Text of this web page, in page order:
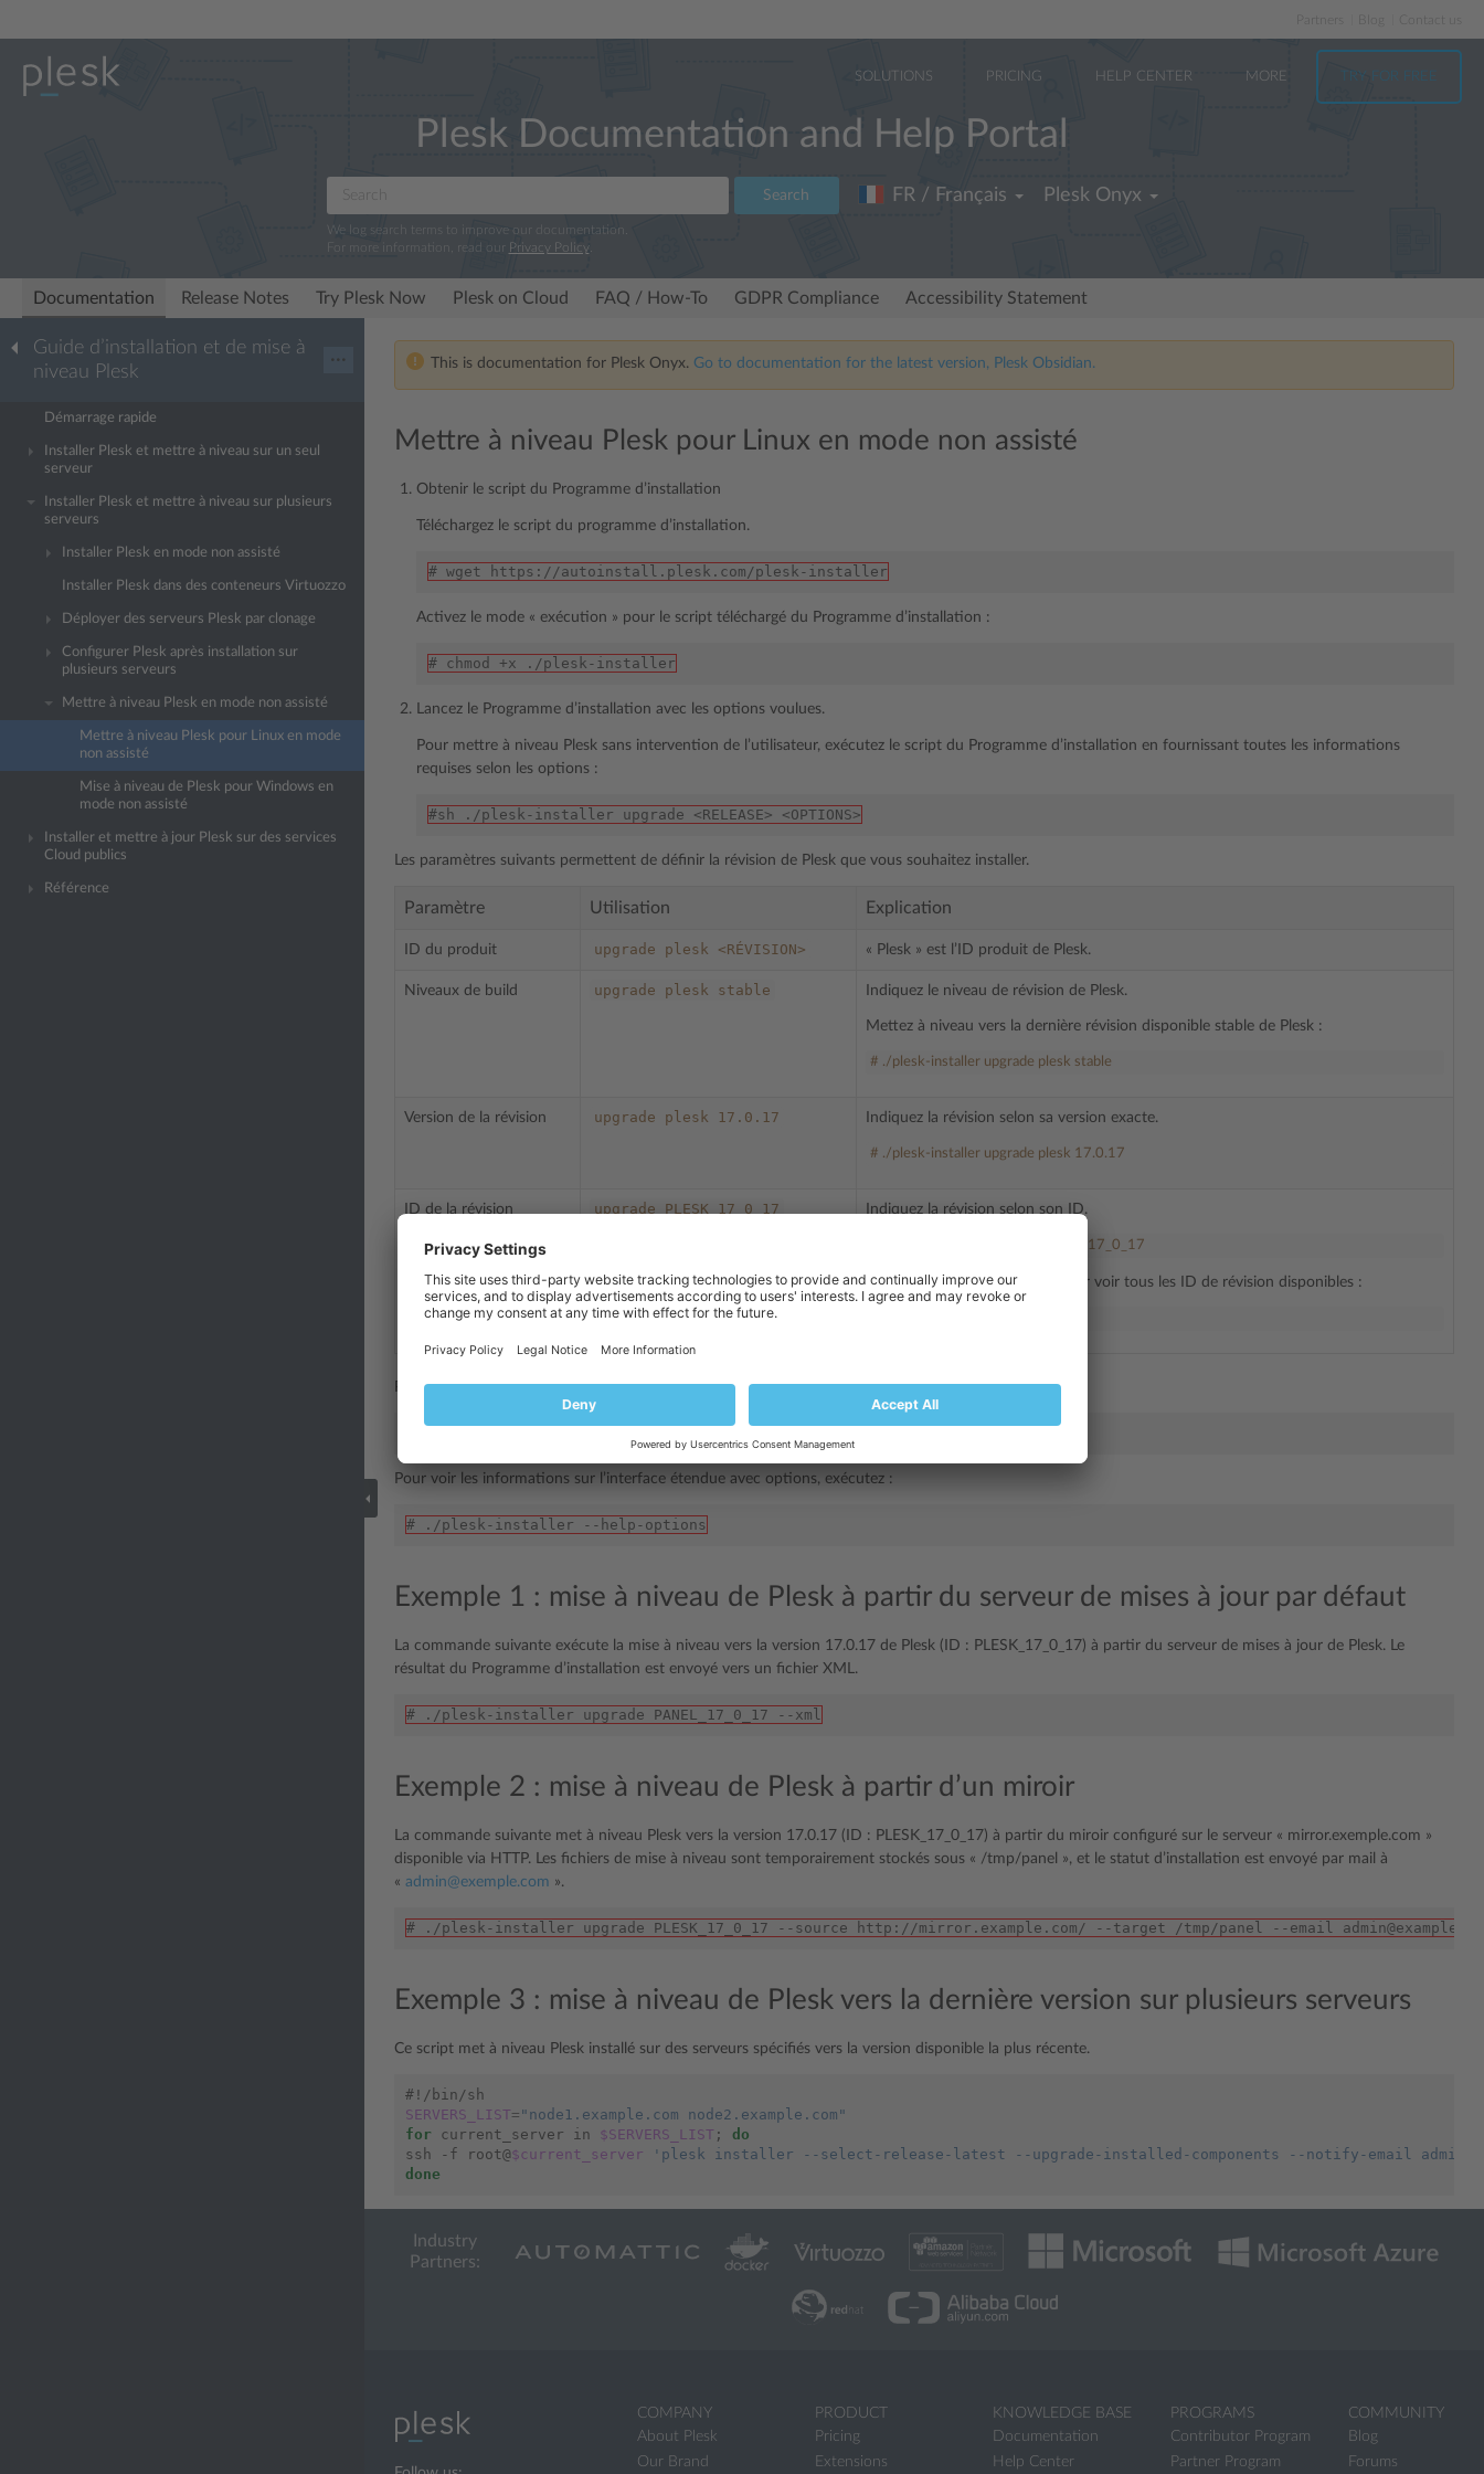
Partners
SOLUTIONS PRICING HELP CENTER MORE TRY FOR FREE
Plesk Documentation and Help Portal
Search
We log search terms to improve our documentation.
For more information, read our Privacy Policy.
FR / Français Plesk Onyx
Documentation Release Notes Try Plesk Now Plesk on Cloud FAQ / How-To GDPR Compliance Accessibility Statement
Guide d’installation et de mise à
niveau Plesk
···
Démarrage rapide
Installer Plesk et mettre à niveau sur un seul
serveur
Installer Plesk et mettre à niveau sur plusieurs
serveurs
Installer Plesk en mode non assisté
Installer Plesk dans des conteneurs Virtuozzo
Déployer des serveurs Plesk par clonage
Configurer Plesk après installation sur
plusieurs serveurs
Mettre à niveau Plesk en mode non assisté
Mettre à niveau Plesk pour Linux en mode
non assisté
Mise à niveau de Plesk pour Windows en
mode non assisté
Installer et mettre à jour Plesk sur des services
Cloud publics
Référence
This is documentation for Plesk Onyx. Go to documentation for the latest version, Plesk Obsidian.
Mettre à niveau Plesk pour Linux en mode non assisté
Obtenir le script du Programme d’installation
Téléchargez le script du programme d’installation.
# wget https://autoinstall.plesk.com/plesk-installer
Activez le mode « exécution » pour le script téléchargé du Programme d’installation :
# chmod +x ./plesk-installer
Lancez le Programme d’installation avec les options voulues.
Pour mettre à niveau Plesk sans intervention de l’utilisateur, exécutez le script du Programme d’installation en fournissant toutes les informations
requises selon les options :
#sh ./plesk-installer upgrade <RELEASE> <OPTIONS>
Les paramètres suivants permettent de définir la révision de Plesk que vous souhaitez installer.
Paramètre Utilisation Explication
ID du produit upgrade plesk <RÉVISION> « Plesk » est l’ID produit de Plesk.
Niveaux de build upgrade plesk stable Indiquez le niveau de révision de Plesk.
Mettez à niveau vers la dernière révision disponible stable de Plesk :
# ./plesk-installer upgrade plesk stable
Version de la révision upgrade plesk 17.0.17 Indiquez la révision selon sa version exacte.
# ./plesk-installer upgrade plesk 17.0.17
ID de la révision upgrade PLESK_17_0_17 Indiquez la révision selon son ID.
# ./plesk-installer upgrade PLESK_17_0_17
Utilisez la commande list-all pour voir tous les ID de révision disponibles :
Pour voir les commandes disponibles du Programme d’installation, exécutez :
Pour voir les informations sur l’interface étendue avec options, exécutez :
# ./plesk-installer --help-options
Exemple 1 : mise à niveau de Plesk à partir du serveur de mises à jour par défaut
La commande suivante exécute la mise à niveau vers la version 17.0.17 de Plesk (ID : PLESK_17_0_17) à partir du serveur de mises à jour de Plesk. Le
résultat du Programme d’installation est envoyé vers un fichier XML.
# ./plesk-installer upgrade PANEL_17_0_17 --xml
Exemple 2 : mise à niveau de Plesk à partir d’un miroir
La commande suivante met à niveau Plesk vers la version 17.0.17 (ID : PLESK_17_0_17) à partir du miroir configuré sur le serveur « mirror.exemple.com »
disponible via HTTP. Les fichiers de mise à niveau sont temporairement stockés sous « /tmp/panel », et le statut d’installation est envoyé par mail à
« admin@exemple.com ».
# ./plesk-installer upgrade PLESK_17_0_17 --source http://mirror.example.com/ --target /tmp/panel --email
Exemple 3 : mise à niveau de Plesk vers la dernière version sur plusieurs serveurs
Ce script met à niveau Plesk installé sur des serveurs spécifiés vers la version disponible la plus récente.
#!/bin/sh
SERVERS_LIST= "node1.example.com node2.example.com"
for current_server in $SERVERS_LIST ;
do
ssh -f root@$current_server
'plesk installer --select-release-latest --upgrade-installed-components --notify-email
done
Industry
Partners:
COMPANY
About Plesk
Our Brand
PRODUCT
Pricing
Extensions
KNOWLEDGE BASE
Documentation
Help Center
PROGRAMS
Contributor Program
Partner Program
COMMUNITY
Blog
Forums